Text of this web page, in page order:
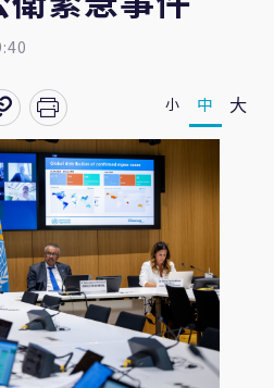
小 中 大